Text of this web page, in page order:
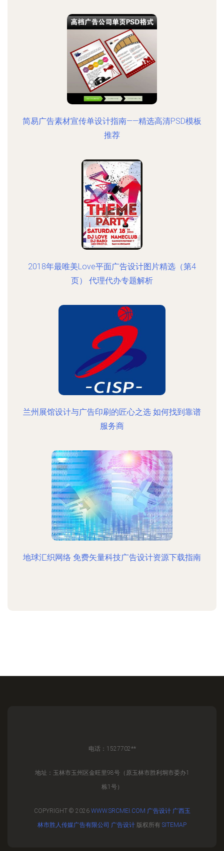
简易广告素材宣传单设计指南——精选高清PSD模板
推荐
2018年最唯美Love平面广告设计图片精选（第4
页） 代理代办专题解析
兰州展馆设计与广告印刷的匠心之选 如何找到靠谱
服务商
地球汇织网络 免费矢量科技广告设计资源下载指南
电话：1527702**
地址：玉林市玉州区金旺里98号（原玉林市胜利垌市委办1
栋1号）
COPYRIGHT © 2026 WWW.SRCMEI.COM 广告设计 广西玉
林市胜人传媒广告有限公司 广告设计 版权所有 SITEMAP